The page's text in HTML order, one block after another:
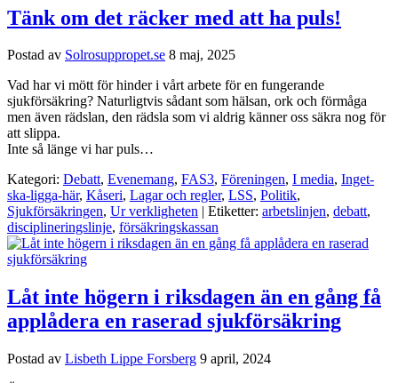
Tänk om det räcker med att ha puls!
Postad av Solrosuppropet.se 8 maj, 2025
Vad har vi mött för hinder i vårt arbete för en fungerande
sjukförsäkring? Naturligtvis sådant som hälsan, ork och förmåga
men även rädslan, den rädsla som vi aldrig känner oss säkra nog för
att slippa.
Inte så länge vi har puls…
Kategori: Debatt, Evenemang, FAS3, Föreningen, I media, Inget-
ska-ligga-här, Kåseri, Lagar och regler, LSS, Politik,
Sjukförsäkringen, Ur verkligheten | Etiketter: arbetslinjen, debatt,
disciplineringslinje, försäkringskassan
Låt inte högern i riksdagen än en gång få
applådera en raserad sjukförsäkring
Postad av Lisbeth Lippe Forsberg 9 april, 2024